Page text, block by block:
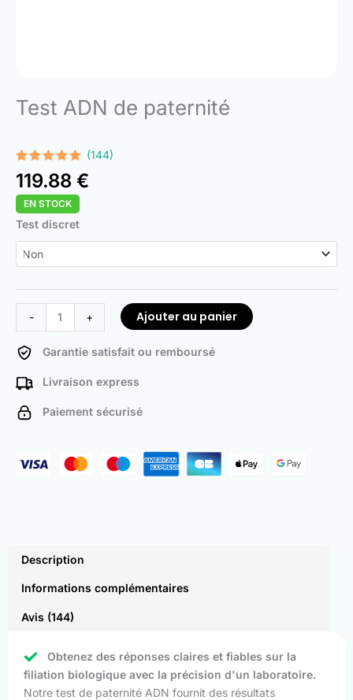
Test ADN de paternité
Noté
4.74
sur 5
basé sur
144
notations
client
(144)
119.88 €
EN STOCK
Test discret
-
quantité
de
DNA
Test
+
Ajouter au panier
Garantie satisfait ou remboursé
Livraison express
Paiement sécurisé
Description
Informations complémentaires
Avis (144)
Obtenez des réponses claires et fiables sur la
filiation biologique avec la précision d'un laboratoire.
Notre test de paternité ADN fournit des résultats